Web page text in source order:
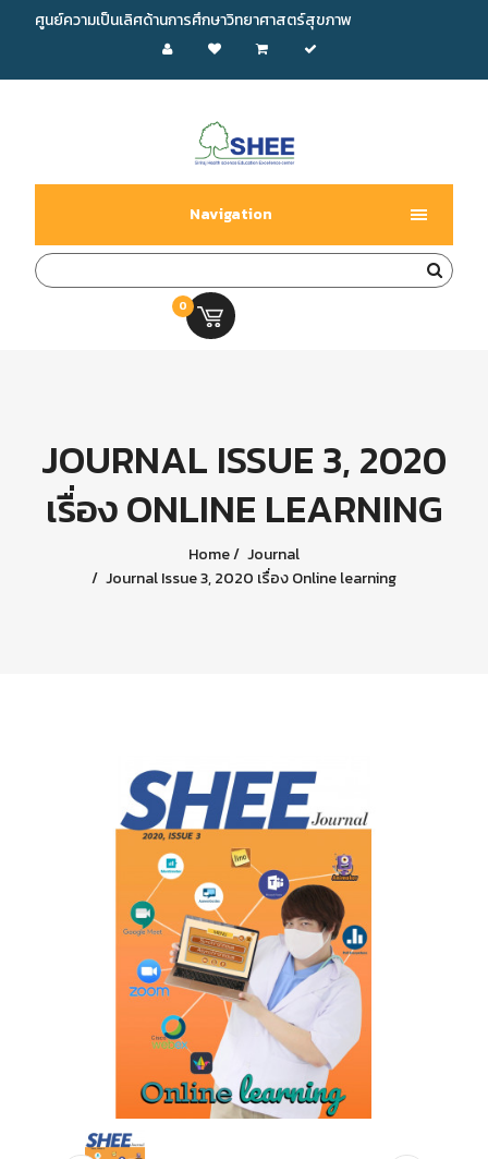
ศูนย์ความเป็นเลิศด้านการศึกษาวิทยาศาสตร์สุขภาพ
Navigation
0
JOURNAL ISSUE 3, 2020
เรื่อง ONLINE LEARNING
Home
Journal
Journal Issue 3, 2020 เรื่อง Online learning